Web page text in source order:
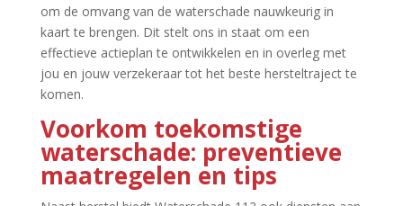
om de omvang van de waterschade nauwkeurig in
kaart te brengen.​ Dit stelt ons in staat om een
effectieve actieplan te ontwikkelen en in overleg met
jou en jouw verzekeraar tot het beste hersteltraject te
komen.​
Voorkom toekomstige
waterschade: preventieve
maatregelen en tips